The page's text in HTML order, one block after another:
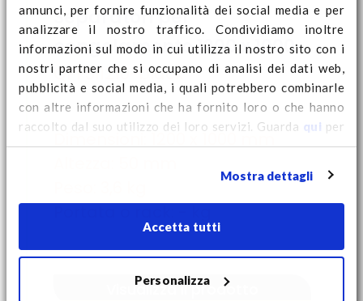
annunci, per fornire funzionalità dei social media e per
analizzare il nostro traffico. Condividiamo inoltre
informazioni sul modo in cui utilizza il nostro sito con i
nostri partner che si occupano di analisi dei dati web,
pubblicità e social media, i quali potrebbero combinarle
con altre informazioni che ha fornito loro o che hanno
raccolto dal suo utilizzo dei loro servizi. Guarda qui per
ulteriori informazioni sui cookie e per modificare il tuo
Mostra dettagli
Accetta tutti
Personalizza
Separatori per
congelamento 1200 x 1000
QPFSI1210-black
Visualizza il prodotto